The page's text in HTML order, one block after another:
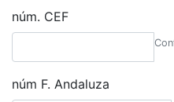
núm. CEF
núm F. Andaluza